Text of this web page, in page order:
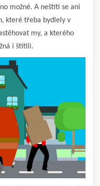
možné. A neštítí se ani
které třeba bydlely v
my, a kterého
i štítili.